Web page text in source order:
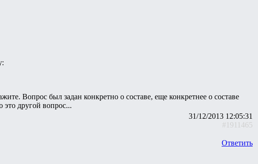
Вопрос был задан конкретно о составе, еще конкретнее о составе
это другой вопрос...
31/12/2013 12:05:31
#1911465
Ответить